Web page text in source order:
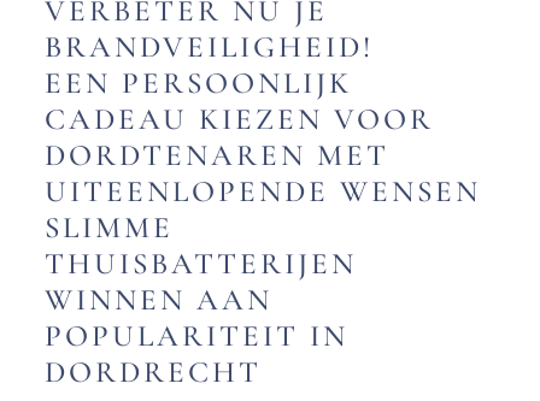
VERBETER NU JE
BRANDVEILIGHEID!
EEN PERSOONLIJK
CADEAU KIEZEN VOOR
DORDTENAREN MET
UITEENLOPENDE WENSEN
SLIMME
THUISBATTERIJEN
WINNEN AAN
POPULARITEIT IN
DORDRECHT